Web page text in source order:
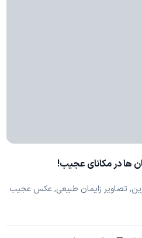
ها در مکانای عجیب!
تصاویر زایمان طبیعی, عکس عجیب